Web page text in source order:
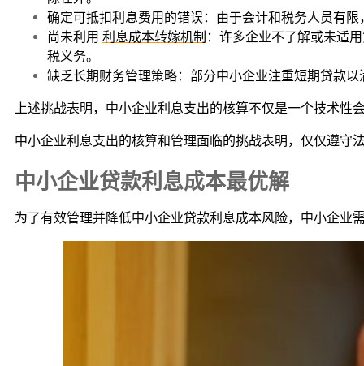
确定可抵扣利息费用的错误：由于会计和税务人员有
尚未利用 利息成本转嫁机制 ：许多企业不了解或未适
税义务。
缺乏长期财务管理策略：部分中小企业注重短期贷款
上述挑战表明，中小企业利息支出的核算不仅是一个技术性
中小企业利息支出的核算和管理面临的挑战表明，仅仅遵守
中小企业贷款利息成本最优解
为了有效管理并降低中小企业贷款利息成本风险，中小企业